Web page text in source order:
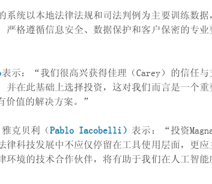
系统以本地法律法规和司法判例为主要训练数据
严格遵循信息安全、数据保护和客户保密的专业
表示：“我们很高兴获得佳理（Carey）的信任与
并在此基础上选择投资，这对我们而言是一个重
价值的解决方案。”
克贝利（Pablo Iacobelli ） 表示：“投资
律科技发展中不应仅停留在工具使用层面，更应
环境的技术合作伙伴，将有助于我们在人工智能